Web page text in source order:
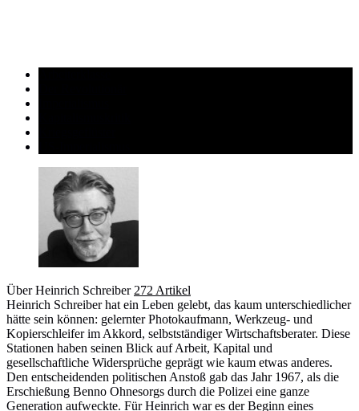
Über Heinrich Schreiber 272 Artikel
Heinrich Schreiber hat ein Leben gelebt, das kaum unterschiedlicher
hätte sein können: gelernter Photokaufmann, Werkzeug- und
Kopierschleifer im Akkord, selbstständiger Wirtschaftsberater. Diese
Stationen haben seinen Blick auf Arbeit, Kapital und
gesellschaftliche Widersprüche geprägt wie kaum etwas anderes.
Den entscheidenden politischen Anstoß gab das Jahr 1967, als die
Erschießung Benno Ohnesorgs durch die Polizei eine ganze
Generation aufweckte. Für Heinrich war es der Beginn eines